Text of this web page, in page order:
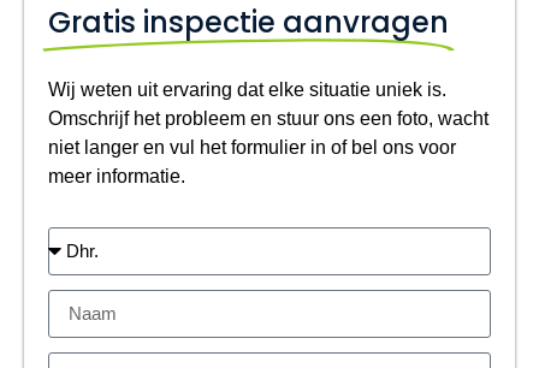
Gratis inspectie aanvragen
Wij weten uit ervaring dat elke situatie uniek is.
Omschrijf het probleem en stuur ons een foto, wacht
niet langer en vul het formulier in of bel ons voor
meer informatie.